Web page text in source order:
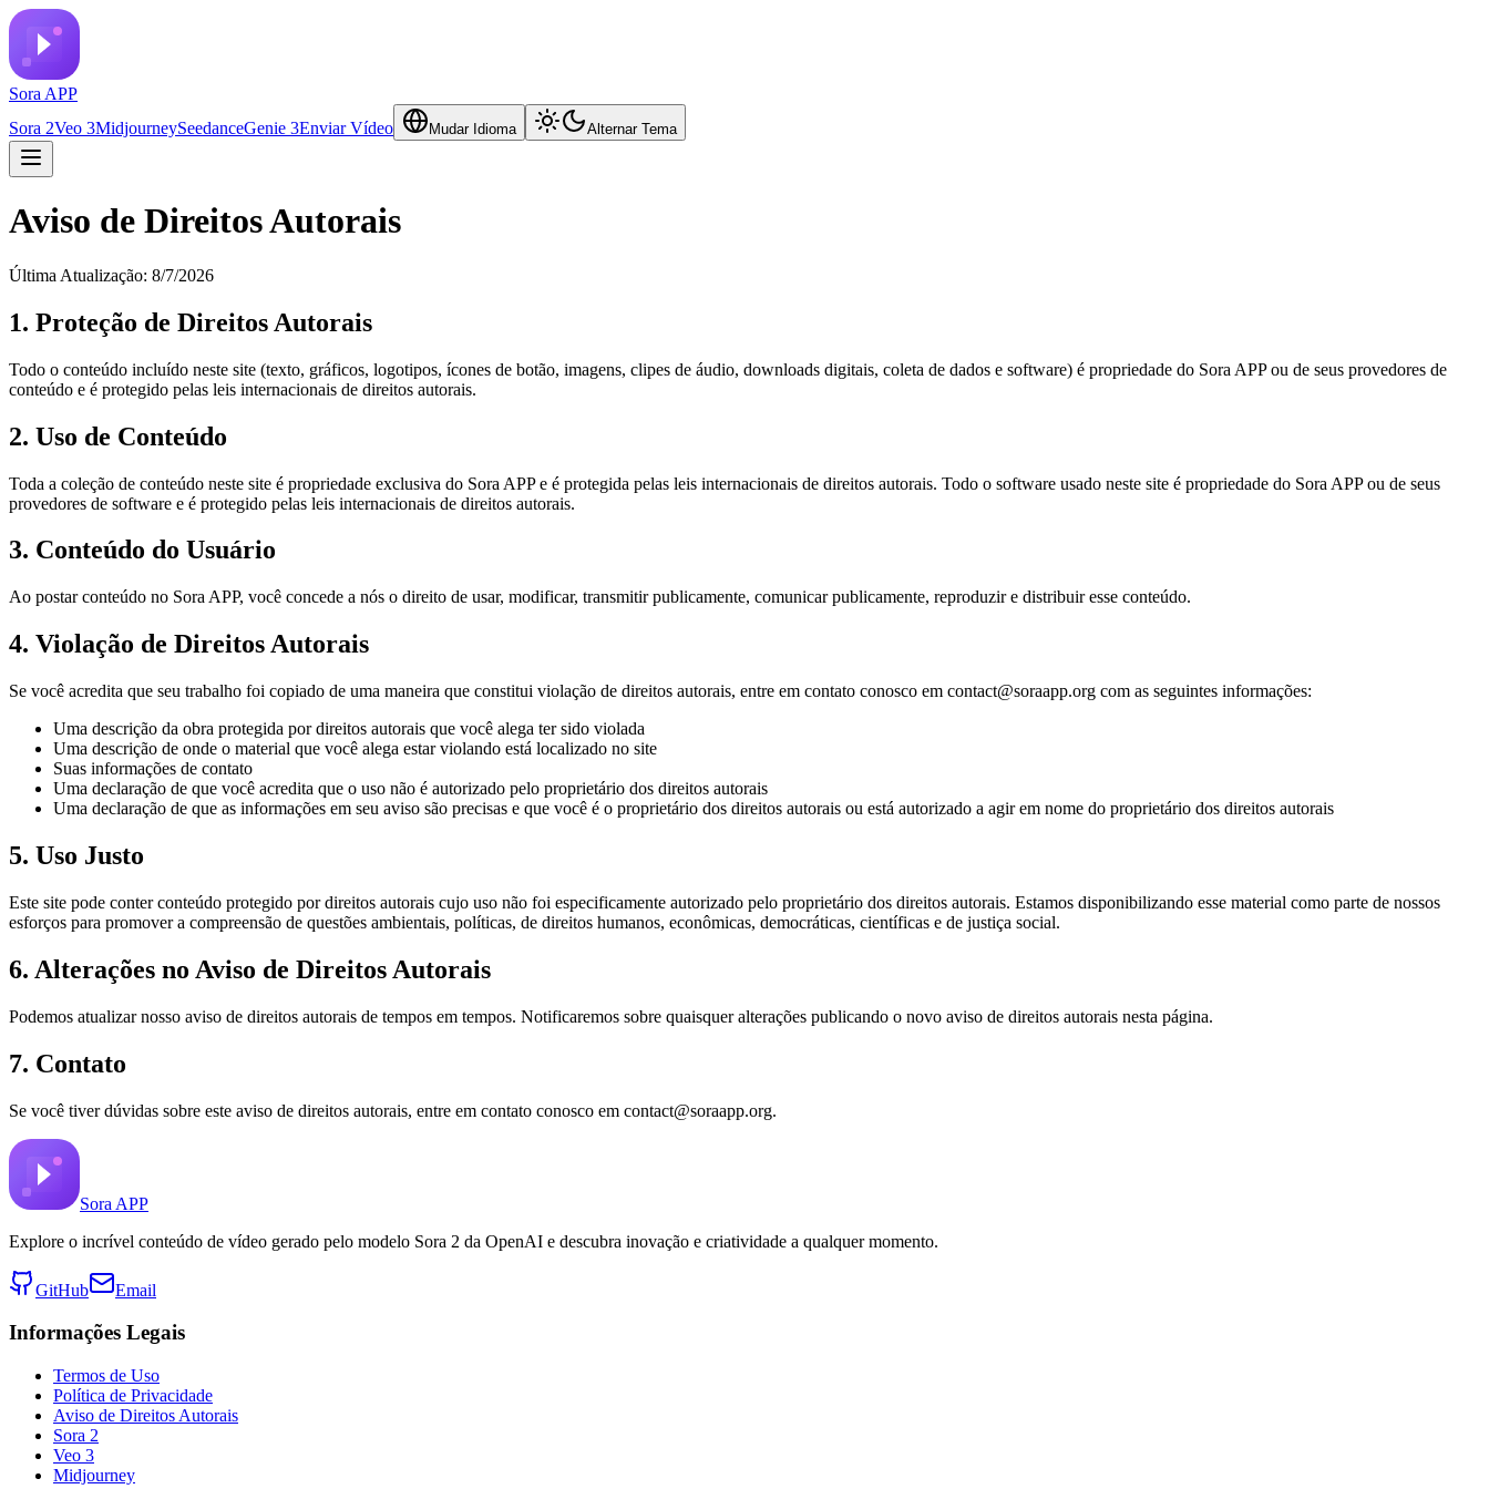
Sora APP
Sora 2Veo 3MidjourneySeedanceGenie 3Enviar Vídeo Mudar Idioma Alternar Tema
Aviso de Direitos Autorais
Última Atualização: 8/7/2026
1. Proteção de Direitos Autorais
Todo o conteúdo incluído neste site (texto, gráficos, logotipos, ícones de botão, imagens, clipes de áudio, downloads digitais, coleta de dados e software) é propriedade do Sora APP ou de seus provedores de
conteúdo e é protegido pelas leis internacionais de direitos autorais.
2. Uso de Conteúdo
Toda a coleção de conteúdo neste site é propriedade exclusiva do Sora APP e é protegida pelas leis internacionais de direitos autorais. Todo o software usado neste site é propriedade do Sora APP ou de seus
provedores de software e é protegido pelas leis internacionais de direitos autorais.
3. Conteúdo do Usuário
Ao postar conteúdo no Sora APP, você concede a nós o direito de usar, modificar, transmitir publicamente, comunicar publicamente, reproduzir e distribuir esse conteúdo.
4. Violação de Direitos Autorais
Se você acredita que seu trabalho foi copiado de uma maneira que constitui violação de direitos autorais, entre em contato conosco em contact@soraapp.org com as seguintes informações:
Uma descrição da obra protegida por direitos autorais que você alega ter sido violada
Uma descrição de onde o material que você alega estar violando está localizado no site
Suas informações de contato
Uma declaração de que você acredita que o uso não é autorizado pelo proprietário dos direitos autorais
Uma declaração de que as informações em seu aviso são precisas e que você é o proprietário dos direitos autorais ou está autorizado a agir em nome do proprietário dos direitos autorais
5. Uso Justo
Este site pode conter conteúdo protegido por direitos autorais cujo uso não foi especificamente autorizado pelo proprietário dos direitos autorais. Estamos disponibilizando esse material como parte de nossos
esforços para promover a compreensão de questões ambientais, políticas, de direitos humanos, econômicas, democráticas, científicas e de justiça social.
6. Alterações no Aviso de Direitos Autorais
Podemos atualizar nosso aviso de direitos autorais de tempos em tempos. Notificaremos sobre quaisquer alterações publicando o novo aviso de direitos autorais nesta página.
7. Contato
Se você tiver dúvidas sobre este aviso de direitos autorais, entre em contato conosco em contact@soraapp.org.
Sora APP
Explore o incrível conteúdo de vídeo gerado pelo modelo Sora 2 da OpenAI e descubra inovação e criatividade a qualquer momento.
GitHub Email
Informações Legais
Termos de Uso
Política de Privacidade
Aviso de Direitos Autorais
Sora 2
Veo 3
Midjourney